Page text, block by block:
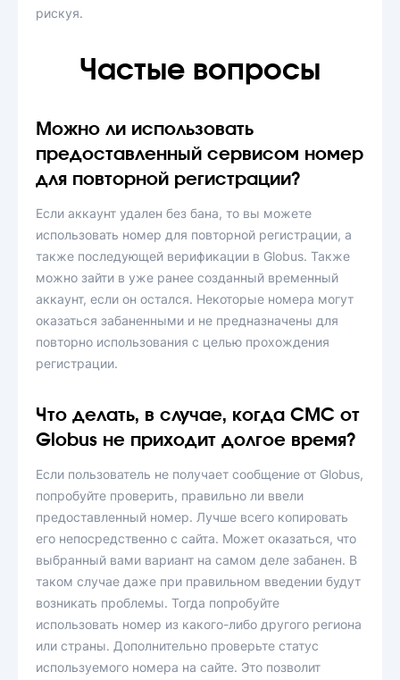
рискуя.
Частые вопросы
Можно ли использовать
предоставленный сервисом номер
для повторной регистрации?
Если аккаунт удален без бана, то вы можете
использовать номер для повторной регистрации, а
также последующей верификации в Globus. Также
можно зайти в уже ранее созданный временный
аккаунт, если он остался. Некоторые номера могут
оказаться забаненными и не предназначены для
повторно использования с целью прохождения
регистрации.
Что делать, в случае, когда СМС от
Globus не приходит долгое время?
Если пользователь не получает сообщение от Globus,
попробуйте проверить, правильно ли ввели
предоставленный номер. Лучше всего копировать
его непосредственно с сайта. Может оказаться, что
выбранный вами вариант на самом деле забанен. В
таком случае даже при правильном введении будут
возникать проблемы. Тогда попробуйте
использовать номер из какого-либо другого региона
или страны. Дополнительно проверьте статус
используемого номера на сайте. Это позволит